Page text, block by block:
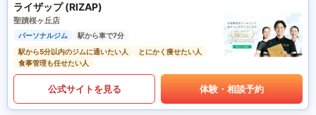
ライザップ (RIZAP)
聖蹟桜ヶ丘店
パーソナルジム
駅から車で7分
駅から5分以内のジムに通いたい人
とにかく痩せたい人
食事管理も任せたい人
公式サイトを見る 体験・相談予約